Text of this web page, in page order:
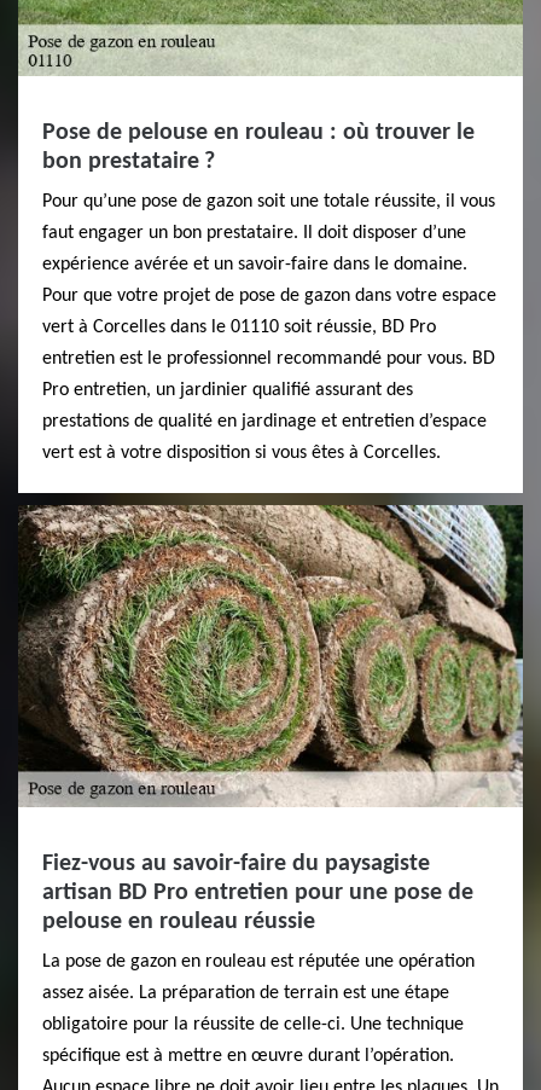
Pose de pelouse en rouleau : où trouver le
bon prestataire ?
Pour qu’une pose de gazon soit une totale réussite, il vous
faut engager un bon prestataire. Il doit disposer d’une
expérience avérée et un savoir-faire dans le domaine.
Pour que votre projet de pose de gazon dans votre espace
vert à Corcelles dans le 01110 soit réussie, BD Pro
entretien est le professionnel recommandé pour vous. BD
Pro entretien, un jardinier qualifié assurant des
prestations de qualité en jardinage et entretien d’espace
vert est à votre disposition si vous êtes à Corcelles.
Fiez-vous au savoir-faire du paysagiste
artisan BD Pro entretien pour une pose de
pelouse en rouleau réussie
La pose de gazon en rouleau est réputée une opération
assez aisée. La préparation de terrain est une étape
obligatoire pour la réussite de celle-ci. Une technique
spécifique est à mettre en œuvre durant l’opération.